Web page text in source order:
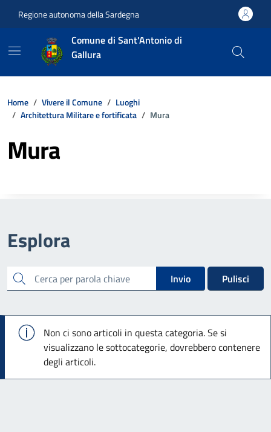
Regione autonoma della Sardegna
Comune di Sant'Antonio di
Gallura
Home Vivere il Comune
Luoghi
Architettura Militare e fortificata
Mura
Mura
Esplora
cerca Invio Pulisci
Info
Non ci sono articoli in questa categoria. Se si
visualizzano le sottocategorie, dovrebbero contenere
degli articoli.